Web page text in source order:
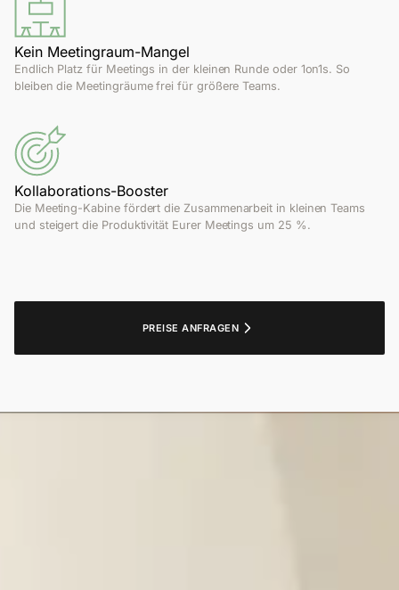
Kein Meetingraum-Mangel
Endlich Platz für Meetings in der kleinen Runde oder 1on1s. So
bleiben die Meetingräume frei für größere Teams.
Kollaborations-Booster
Die Meeting-Kabine fördert die Zusammenarbeit in kleinen Teams
und steigert die Produktivität Eurer Meetings um 25 %.
PREISE ANFRAGEN